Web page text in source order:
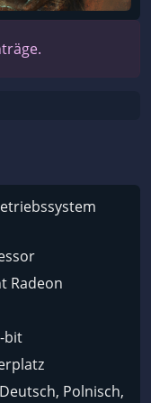
Radeon
bit
Polnisch,